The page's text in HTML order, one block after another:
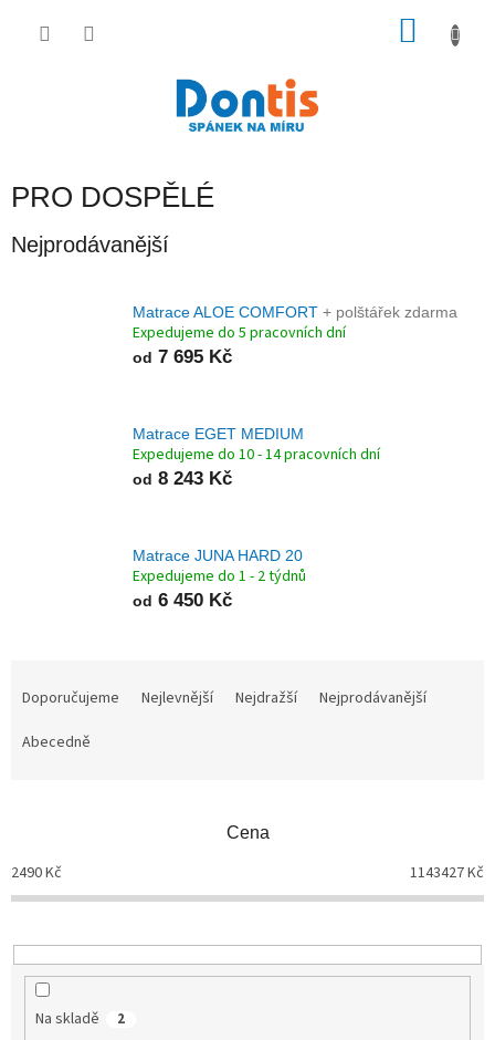
PRO DOSPĚLÉ
Nejprodávanější
Matrace ALOE COMFORT + polštářek zdarma
Expedujeme do 5 pracovních dní
od 7 695 Kč
Matrace EGET MEDIUM
Expedujeme do 10 - 14 pracovních dní
od 8 243 Kč
Matrace JUNA HARD 20
Expedujeme do 1 - 2 týdnů
od 6 450 Kč
o
d
k
t
Doporučujeme Nejlevnější Nejdražší
Nejprodávanější
Abecedně
Cena
2490Kč 1143427Kč
Na skladě 2